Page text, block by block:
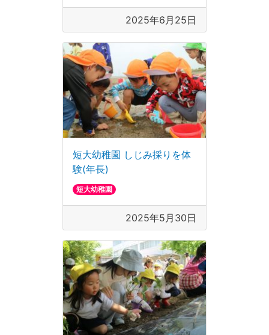
2025年6月25日
短大幼稚園 しじみ採りを体
験(年長)
短大幼稚園
2025年5月30日